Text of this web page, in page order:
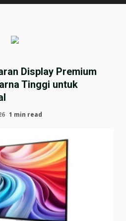
Display Premium
Tinggi untuk
1 min read